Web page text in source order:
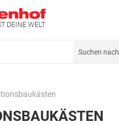
DEINE WELT